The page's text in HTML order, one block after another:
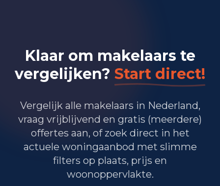
Overheid, onderwijs en zorg 335
Vervoer, informatie en communicatie
Financiele diensten en onroerendgoed 105
Cultuur, recreatie en overige diensten
Totaal aantal bedrijfsvestigingen:2.375
Klaar om makelaars te
vergelijken? Start direct!
Vergelijk alle makelaars in Nederland,
vraag vrijblijvend en gratis (meerdere)
offertes aan, of zoek direct in het
actuele woningaanbod met slimme
filters op plaats, prijs en
woonoppervlakte.